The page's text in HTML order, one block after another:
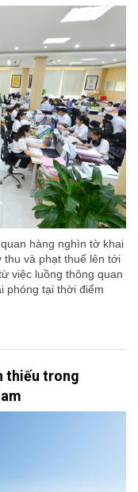
hàng nghìn tờ khai
và phạt thuế lên tới
việc luồng thông quan
phóng tại thời điểm
thiếu trong